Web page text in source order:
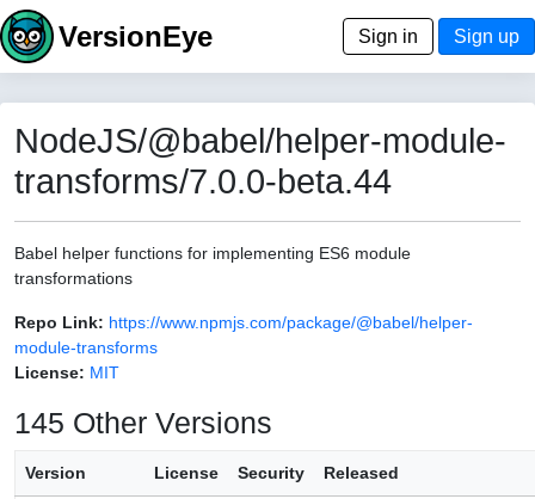
VersionEye Sign in Sign up
NodeJS/@babel/helper-module-
transforms/7.0.0-beta.44
Babel helper functions for implementing ES6 module
transformations
Repo Link: https://www.npmjs.com/package/@babel/helper-
module-transforms
License: MIT
145 Other Versions
Version License Security Released